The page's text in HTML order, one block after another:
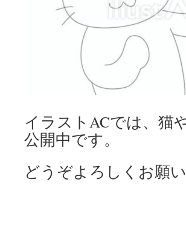
イラストACでは、猫
公開中です。
どうぞよろしくお願い